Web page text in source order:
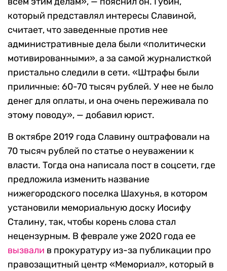
который представлял интересы Славиной,
считает, что заведенные против нее
административные дела были «политически
мотивированными», а за самой журналисткой
пристально следили в сети. «Штрафы были
приличные: 60-70 тысяч рублей. У нее не было
денег для оплаты, и она очень переживала по
этому поводу», — добавил юрист.
В октябре 2019 года Славину оштрафовали на
70 тысяч рублей по статье о неуважении к
власти. Тогда она написала пост в соцсети, где
предложила изменить название
нижегородского поселка Шахунья, в котором
установили мемориальную доску Иосифу
Сталину, так, чтобы корень слова стал
нецензурным. В феврале уже 2020 года ее
вызвали в прокуратуру из-за публикации про
правозащитный центр «Мемориал», который в